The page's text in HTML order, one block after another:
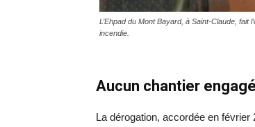
L’Ehpad du Mont Bayard, à Saint-Claude, fait
incendie.
Aucun chantier
La dérogation, accordée en février